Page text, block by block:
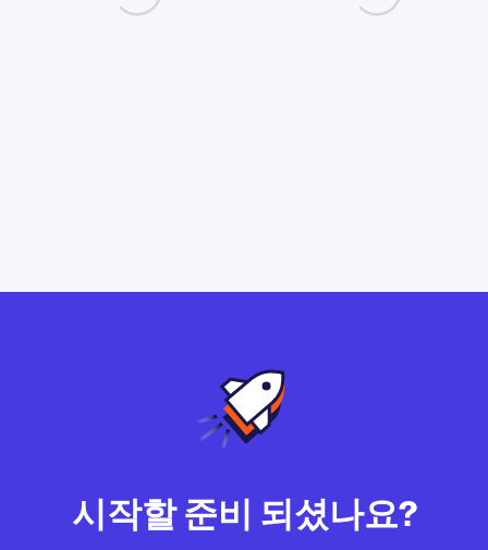
시작할 준비 되셨나요?